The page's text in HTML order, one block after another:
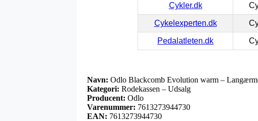
Cykler.dk
Cykelexperten.dk
Pedalatleten.dk
Navn: Odlo Blackcomb Evolution warm –
Kategori: Rodekassen – Udsalg
Producent: Odlo
Varenummer: 7613273944730
EAN: 7613273944730